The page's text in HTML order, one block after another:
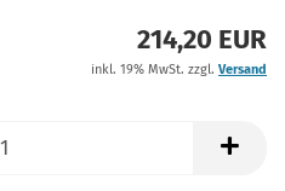
214,20 EUR
inkl. 19% MwSt. zzgl. Versand